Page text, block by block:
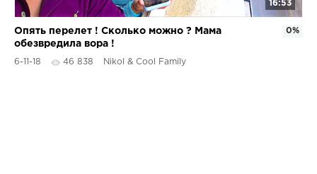
16:53
Опять перелет ! Сколько можно ? Мама
обезвредила вора !
6-11-18 46 838 Nikol & Cool Family
0%